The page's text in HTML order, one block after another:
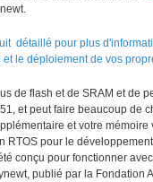
détaillé pour plus
le déploiement de vos
de flash et de SRAM et de
et peut faire beaucoup de
et votre mémoire
RTOS pour le
conçu pour fonctionner
publié par la Fondation